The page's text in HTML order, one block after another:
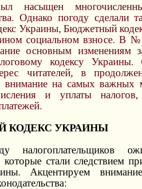
насыщен
Однако погоду сделали
Украины, Бюджетный
социальном взносе. В
основным изменениям
кодексу Украины.
читателей, в
внимание на самых важных
и уплаты
КОДЕКС УКРАИНЫ
которые стали следствием
Акцентируем